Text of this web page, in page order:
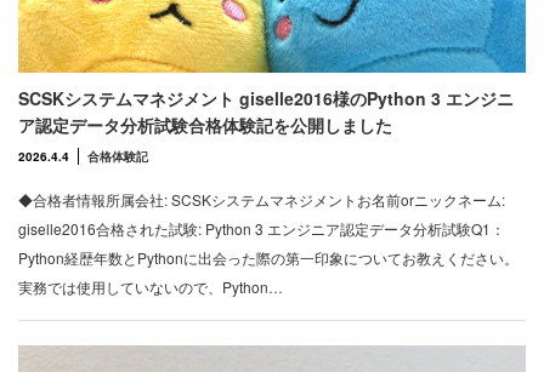
SCSKシステムマネジメント giselle2016様のPython 3 エンジニ
ア認定データ分析試験合格体験記を公開しました
2026.4.4 合格体験記
◆合格者情報所属会社: SCSKシステムマネジメントお名前orニックネーム:
giselle2016合格された試験: Python 3 エンジニア認定データ分析試験Q1：
Python経歴年数とPythonに出会った際の第一印象についてお教えください。
実務では使用していないので、Python…